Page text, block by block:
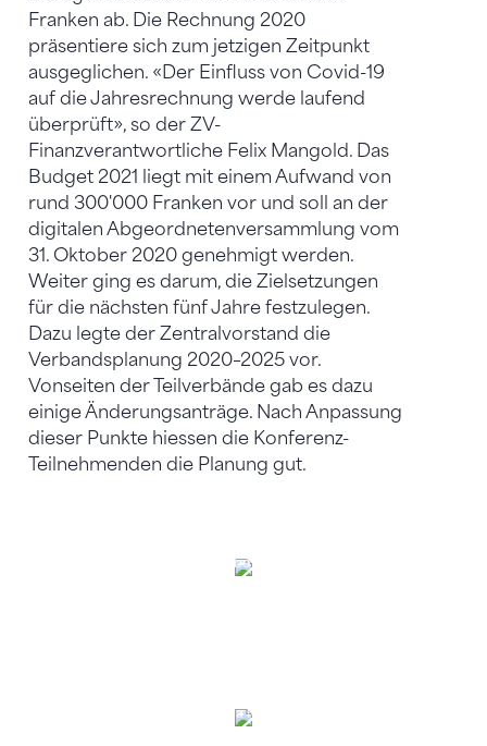
Franken ab. Die Rechnung 2020
präsentiere sich zum jetzigen Zeitpunkt
ausgeglichen. «Der Einfluss von Covid-19
auf die Jahresrechnung werde laufend
überprüft», so der ZV-
Finanzverantwortliche Felix Mangold. Das
Budget 2021 liegt mit einem Aufwand von
rund 300'000 Franken vor und soll an der
digitalen Abgeordnetenversammlung vom
31. Oktober 2020 genehmigt werden.
Weiter ging es darum, die Zielsetzungen
für die nächsten fünf Jahre festzulegen.
Dazu legte der Zentralvorstand die
Verbandsplanung 2020–2025 vor.
Vonseiten der Teilverbände gab es dazu
einige Änderungsanträge. Nach Anpassung
dieser Punkte hiessen die Konferenz-
Teilnehmenden die Planung gut.
Loris Galbusera (ACTG), Hubert Lehner (SGTV) – nicht auf
Cienkiewicz (TVBS), Natascia Minoggio (ACTG). – nicht auf